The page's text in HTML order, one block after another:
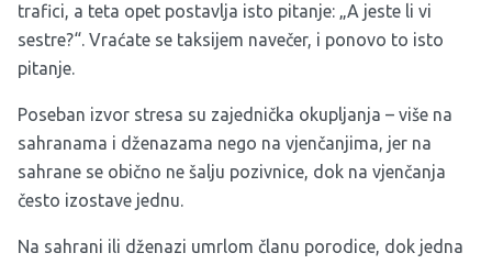
trafici, a teta opet postavlja isto pitanje: „A jeste li vi
sestre?“. Vraćate se taksijem navečer, i ponovo to isto
pitanje.
Poseban izvor stresa su zajednička okupljanja – više na
sahranama i dženazama nego na vjenčanjima, jer na
sahrane se obično ne šalju pozivnice, dok na vjenčanja
često izostave jednu.
Na sahrani ili dženazi umrlom članu porodice, dok jedna